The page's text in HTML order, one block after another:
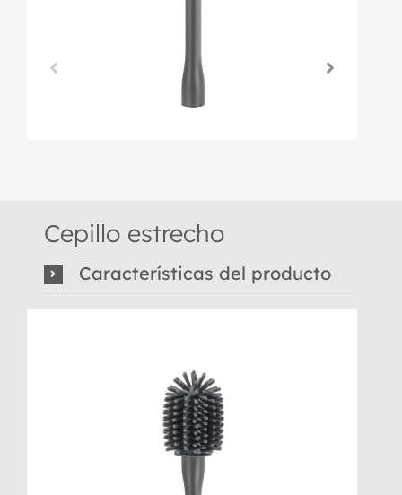
Cepillo estrecho
Características del producto